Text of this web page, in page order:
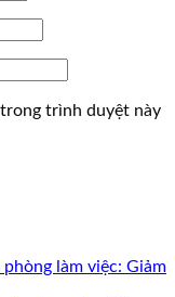
trình duyệt này
làm việc: Giảm